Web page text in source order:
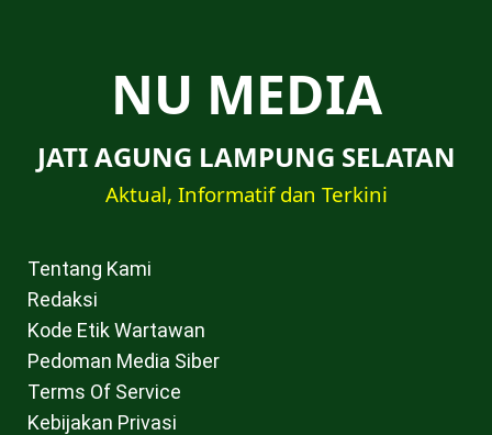
NU MEDIA
JATI AGUNG LAMPUNG SELATAN
Aktual, Informatif dan Terkini
Tentang Kami
Redaksi
Kode Etik Wartawan
Pedoman Media Siber
Terms Of Service
Kebijakan Privasi